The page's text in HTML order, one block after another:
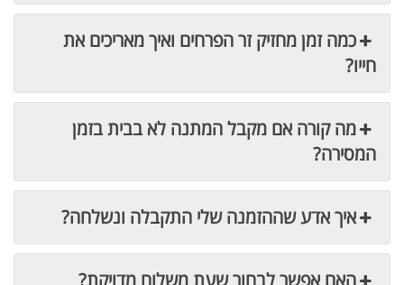
כמה זמן מחזיק זר הפרחים ואיך מאריכים את
חייו?
מה קורה אם מקבל המתנה לא בבית בזמן
המסירה?
איך אדע שההזמנה שלי התקבלה ונשלחה?
האם אפשר לבחור שעת משלוח מדויקת?